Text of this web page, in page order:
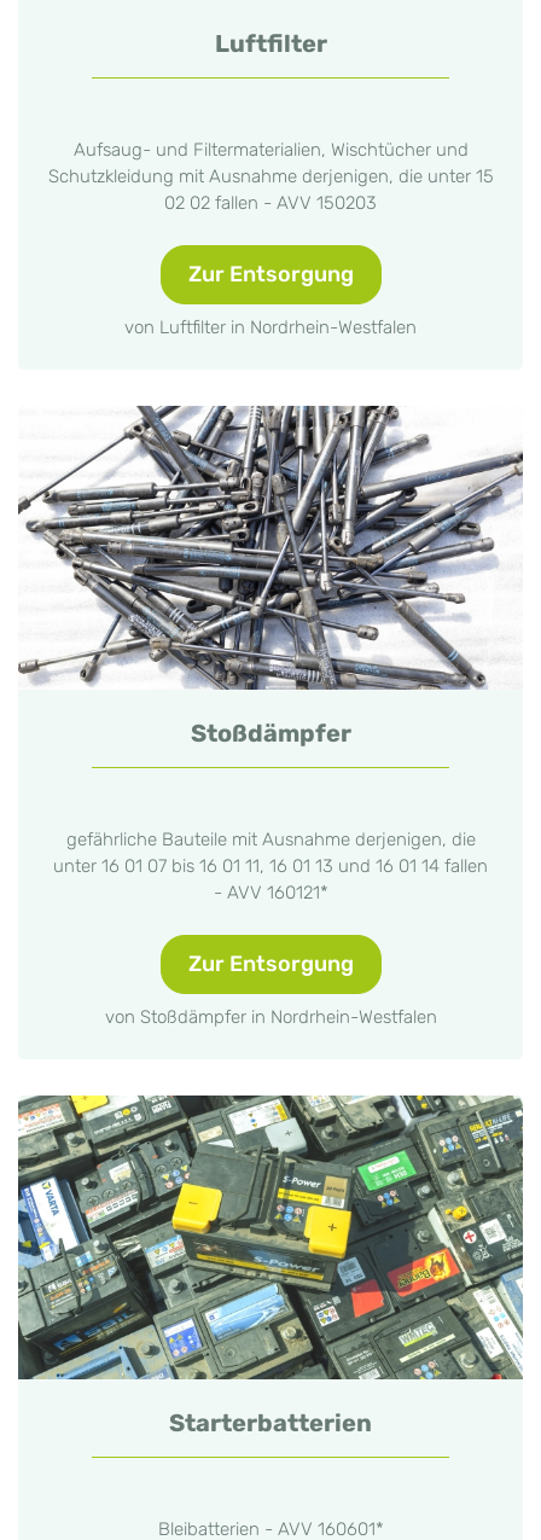
Luftfilter
Aufsaug- und Filtermaterialien, Wischtücher und
Schutzkleidung mit Ausnahme derjenigen, die unter 15
02 02 fallen - AVV 150203
Zur Entsorgung
von Luftfilter in Nordrhein-Westfalen
Stoßdämpfer
gefährliche Bauteile mit Ausnahme derjenigen, die
unter 16 01 07 bis 16 01 11, 16 01 13 und 16 01 14 fallen
- AVV 160121*
Zur Entsorgung
von Stoßdämpfer in Nordrhein-Westfalen
Starterbatterien
Bleibatterien - AVV 160601*